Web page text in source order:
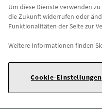
Um diese Dienste verwenden
die Zukunft widerrufen oder
Funktionalitäten der Seite zur
Weitere Informationen finden
Cookie-Einstellungen